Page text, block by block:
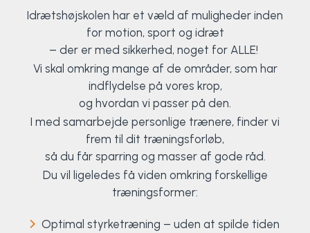
Idrætshøjskolen har et væld af muligheder inden
for motion, sport og idræt
– der er med sikkerhed, noget for ALLE!
Vi skal omkring mange af de områder, som har
indflydelse på vores krop,
og hvordan vi passer på den.
I med samarbejde personlige trænere, finder vi
frem til dit træningsforløb,
så du får sparring og masser af gode råd.
Du vil ligeledes få viden omkring forskellige
træningsformer:
Optimal styrketræning – uden at spilde tiden